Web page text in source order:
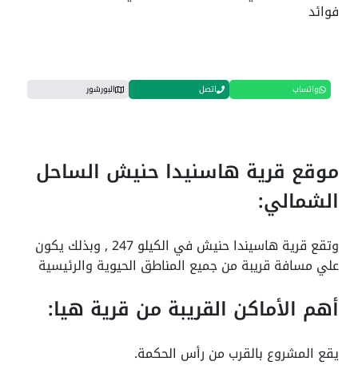
فوائد
واتساب اتصل البورشور
موقع قرية هاسنيدا حنيش الساحل
الشمالي:
وتقع قرية هاسيندا حنيش في الكيلو 247 , وبذلك يكون
علي مسافة قريبة من جميع المناطق الحيوية والرئيسية
أهم الأماكن القريبة من قرية هيا:
يقع المشروع بالقرب من رأس الحكمة.